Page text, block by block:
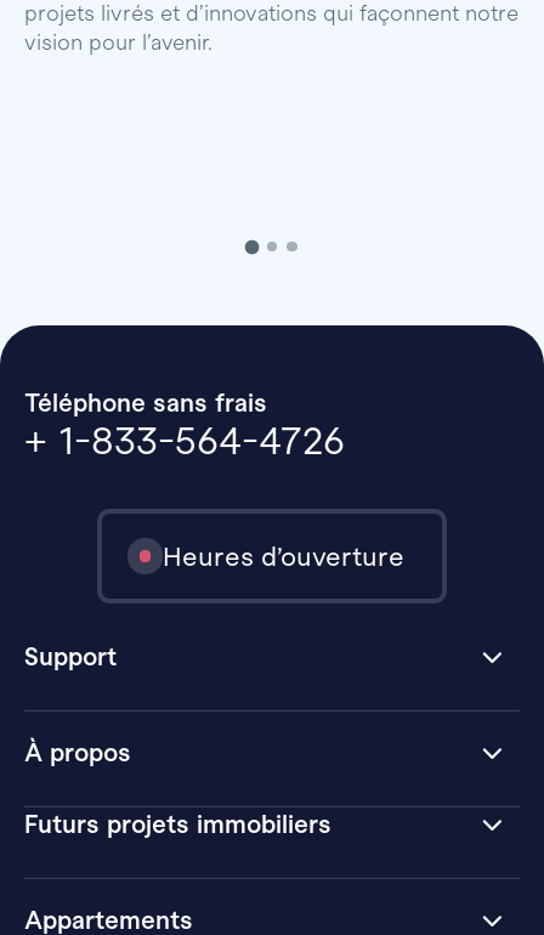
projets livrés et d’innovations qui façonnent notre
vision pour l’avenir.
À propos
Futurs projets immobiliers
Appartements
Téléphone sans frais
+ 1-833-564-4726
Heures d’ouverture
Support